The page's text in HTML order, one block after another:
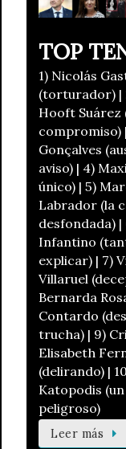
TOP
1) Nicolás
(torturador) |
Hooft Suárez
compromiso)
Gonçalves
aviso) | 4)
único) | 5)
Labrador (la
desfondada) |
Infantino
explicar) | 7)
Villaruel
Bernarda
Contardo
trucha) | 9)
Elisabeth
(delirando) |
Katopodis
peligroso)
Leer más